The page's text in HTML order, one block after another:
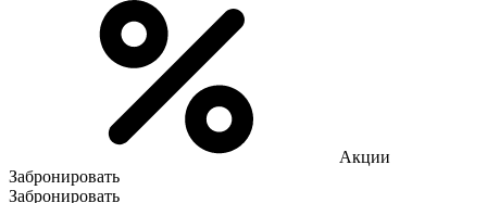
Акции
Забронировать
Забронировать